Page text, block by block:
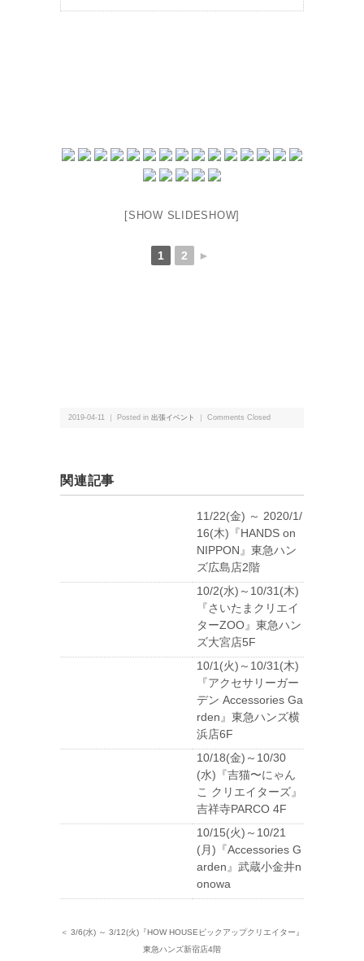
[SHOW SLIDESHOW]
1 2 ►
2019-04-11 ｜ Posted in 出張イベント Comments Closed
関連記事
11/22(金) ～ 2020/1/
16(木)『HANDS on
NIPPON』東急ハン
ズ広島店2階
10/2(水)～10/31(木)
『さいたまクリエイ
ターZOO』東急ハン
ズ大宮店5F
10/1(火)～10/31(木)
『アクセサリーガー
デン Accessories Ga
rden』東急ハンズ横
浜店6F
10/18(金)～10/30
(水)『吉猫〜にゃん
こ クリエイターズ』
吉祥寺PARCO 4F
10/15(火)～10/21
(月)『Accessories G
arden』武蔵小金井n
onowa
＜ 3/6(水) ～ 3/12(火)『HOW HOUSEピックアップクリエイター』
東急ハンズ新宿店4階